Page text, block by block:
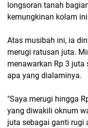
longsoran tanah
kemungkinan kolam
Atas musibah ini, ia
merugi ratusan juta.
menawarkan Rp 3
apa yang dialaminya.
"Saya merugi hingga
yang diwakili oknum
juta sebagai ganti rugi